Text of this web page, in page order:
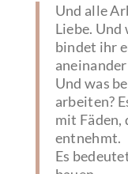
Und alle
Liebe.
bindet ihr
Und was
arbeiten?
mit Fäden,
entnehmt.
Es